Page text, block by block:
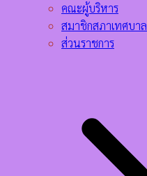
คณะผู้บริหาร
สมาชิกสภาเทศบาล
ส่วนราชการ